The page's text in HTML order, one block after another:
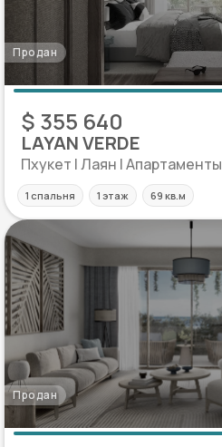
Продан
$ 355 640
LAYAN VERDE
Пхукет | Лаян | Апартаменты
1 спальня 1 этаж 69 кв.м
Продан